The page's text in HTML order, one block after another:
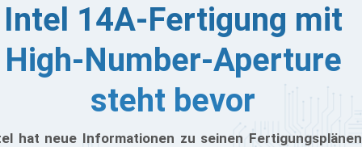
Intel 14A-Fertigung mit
High-Number-Aperture
steht bevor
hat neue Informationen zu seinen Fertigungsplänen